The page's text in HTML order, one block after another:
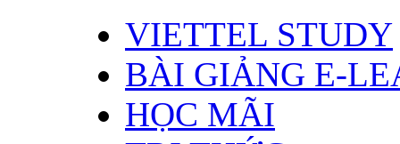
VIETTEL STUDY
BÀI GIẢNG E-
HỌC MÃI